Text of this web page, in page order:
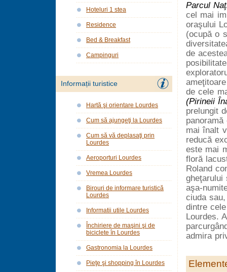
Parcul
cel mai
oraşului
(ocupă o
de
de cele
(Pirineii
prelungit
mai înalt
reducă
este mai
floră
Roland
gheţarului
aşa-
ciuda
dintre
Lourdes.
admira
Hoteluri 1 stea
Residence
Bed & Breakfast
Campinguri
Informații turistice
Hartă şi orientare Lourdes
Cum să ajungeţi la Lourdes
Cum să vă deplasaţi prin
Lourdes
Aeroporturi Lourdes
Vremea Lourdes
Birouri de informare turistică
Lourdes
Informatii utile Lourdes
Închiriere de maşini şi de
biciclete în Lourdes
Gastronomia la Lourdes
Pieţe şi shopping în Lourdes